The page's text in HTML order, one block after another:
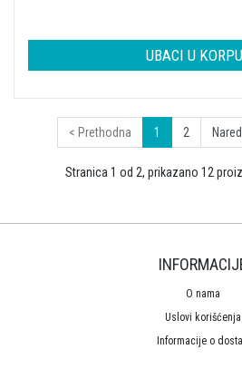
UBACI U KORPU
< Prethodna 1 2
Stranica 1 od 2, prikazano 12
O nama
Uslovi korišćenja
Informacije o